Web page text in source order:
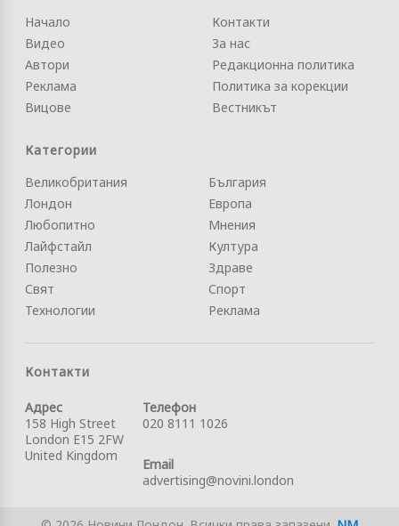
Начало
Видео
Автори
Реклама
Вицове
Контакти
За нас
Редакционна политика
Политика за корекции
Вестникът
Категории
Великобритания
Лондон
Любопитно
Лайфстайл
Полезно
Свят
Технологии
България
Европа
Мнения
Култура
Здраве
Спорт
Реклама
Контакти
Адрес
158 High Street
London E15 2FW
United Kingdom
Телефон
020 8111 1026
Email
advertising@novini.london